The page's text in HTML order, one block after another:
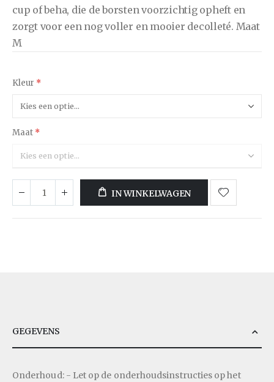
cup of beha, die de borsten voorzichtig opheft en
zorgt voor een nog voller en mooier decolleté. Maat
M
Kleur
Maat
IN WINKELWAGEN
GEGEVENS
Onderhoud: - Let op de onderhoudsinstructies op het